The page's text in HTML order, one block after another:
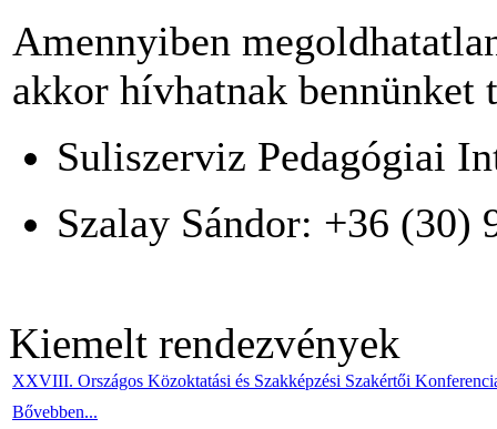
Amennyiben
akkor hívhatnak bennünket
Suliszerviz Pedagógiai
Szalay Sándor: +36 (30)
Kiemelt rendezvények
XXVIII. Országos Közoktatási és Szakképzési Szakértői
Bővebben...